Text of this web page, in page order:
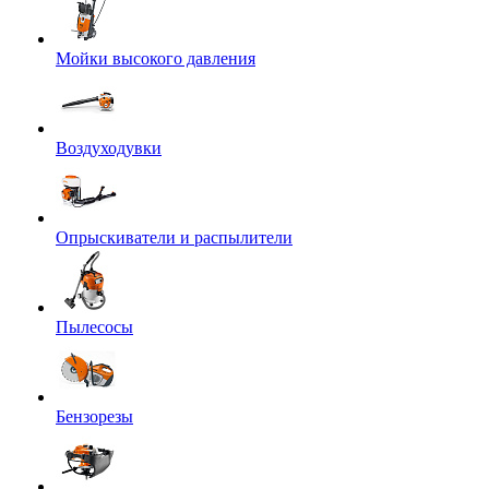
Мойки высокого давления
Воздуходувки
Опрыскиватели и распылители
Пылесосы
Бензорезы